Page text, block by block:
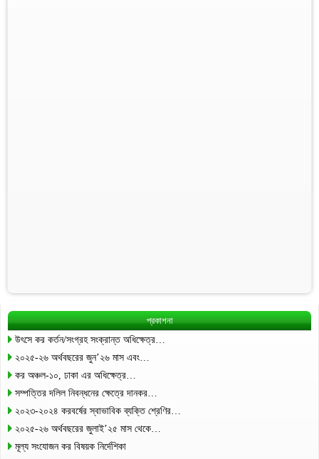
প্রকাশনা
উৎসে কর কর্তন/সংগ্রহ সংক্রান্ত অধিক্ষেত্র…
২০২৫-২৬ অর্থবছরের জুন’২৬ মাস এবং…
কর অঞ্চল-১০, ঢাকা এর অধিক্ষেত্র…
সম্পত্তির দলিল নিবন্ধনের ক্ষেত্রে দানকর…
২০২৩-২০২৪ করবর্ষের স্বাভাবিক ব্যক্তি শ্রেণির…
২০২৫-২৬ অর্থবছরের জুলাই’২৫ মাস থেকে…
মূল্য সংযোজন কর বিষয়ক নির্দেশিকা